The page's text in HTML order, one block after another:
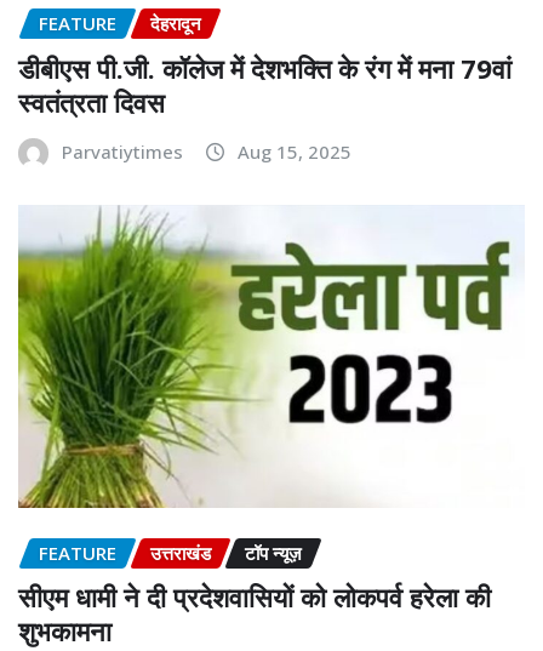
FEATURE देहरादून
डीबीएस पी.जी. कॉलेज में देशभक्ति के रंग में मना 79वां
स्वतंत्रता दिवस
Parvatiytimes Aug 15, 2025
FEATURE उत्तराखंड टॉप न्यूज़
सीएम धामी ने दी प्रदेशवासियों को लोकपर्व हरेला की
शुभकामना